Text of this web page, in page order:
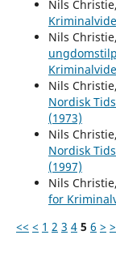
Nils Christie,
Nils Christie,
Nils Christie,
Nordisk
(1973)
Nils Christie,
Nordisk
(1997)
Nils Christie,
for
<< < 1 2 3 4 5 6 >